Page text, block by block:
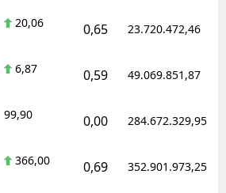
20,06 0,65 23.720.472,46
6,87 0,59 49.069.851,87
99,90 0,00 284.672.329,95
366,00 0,69 352.901.973,25